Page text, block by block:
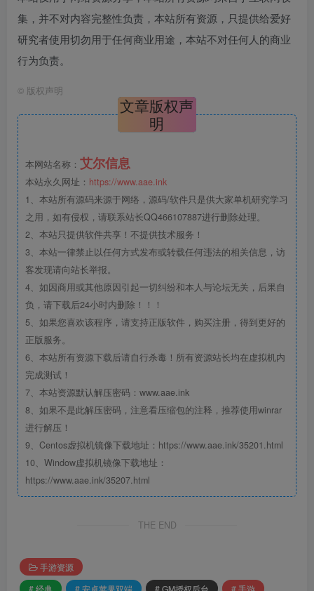
集，并不对内容完整性负责，本站所有资源，只提供给爱好
研究者使用切勿用于任何商业用途，本站不对任何人的商业
行为负责。
© 版权声明
文章版权声
明
本网站名称： 艾尔信息
本站永久网址： https://www.aae.ink
1、本站所有源码来源于网络，源码/软件只是供大家单机研究学习
之用，如有侵权，请联系站长QQ466107887进行删除处理。
2、本站只提供软件共享！不提供技术服务！
3、本站一律禁止以任何方式发布或转载任何违法的相关信息，访
客发现请向站长举报。
4、如因商用或其他原因引起一切纠纷和本人与论坛无关，后果自
负，请下载后24小时内删除！！！
5、如果您喜欢该程序，请支持正版软件，购买注册，得到更好的
正版服务。
6、本站所有资源下载后请自行杀毒！所有资源站长均在虚拟机内
完成测试！
7、本站资源默认解压密码：www.aae.ink
8、如果不是此解压密码，注意看压缩包的注释，推荐使用winrar
进行解压！
9、Centos虚拟机镜像下载地址：https://www.aae.ink/35201.html
10、Window虚拟机镜像下载地址：
https://www.aae.ink/35207.html
THE END
手游资源
# 经典
# 安卓苹果双端 # GM授权后台
# 手游